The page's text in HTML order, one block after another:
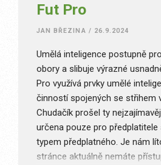
Fut Pro
JAN BŘEZINA / 26.9.2024
Umělá inteligence postupně
obory a slibuje výrazné
Pro využívá prvky umělé
činností spojených se střihem
Chudačík prošel ty
určena pouze pro předplatitele
typem předplatného. Je nám
stránce aktuálně nemáte